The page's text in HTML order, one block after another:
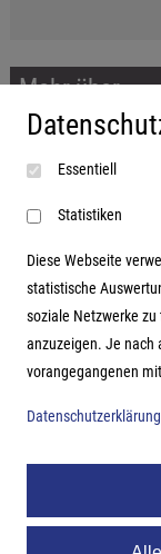
Mehr über...
Impressum
AGB
Adresse
Hutter Trade
Bgm.-
Essentiell
Statistiken
Diese Webseite
statistische
soziale Netzwerke
anzuzeigen. Je nach
vorangegangenen
Datenschutzerklärung